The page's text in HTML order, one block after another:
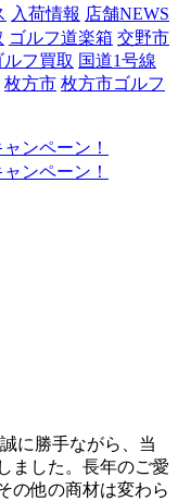
入荷情報 店舗NEWS
ゴルフ道楽箱 交野市
ルフ買取 国道1号線
枚方市 枚方市ゴルフ
ンペーン！
ンペーン！
に勝手ながら、当
ました。長年のご愛
の他の商材は変わら